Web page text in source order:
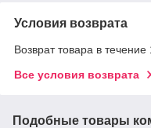
Условия возврата
Возврат товара в
Все условия возврата
Подобные товары